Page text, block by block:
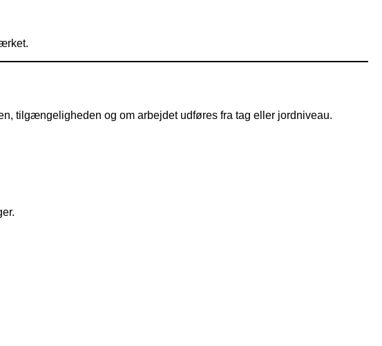
tilgængeligheden og om arbejdet udføres fra tag eller jordniveau.